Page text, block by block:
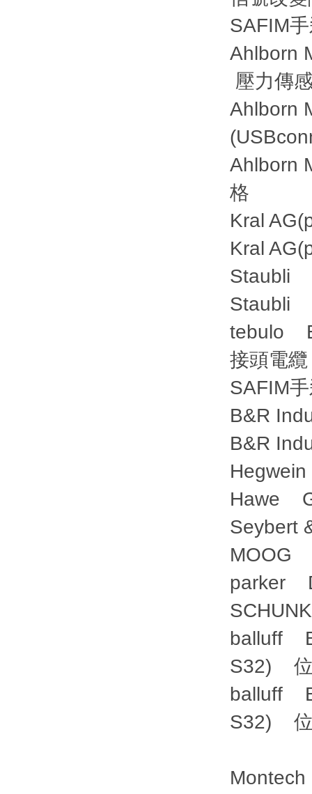
SAFIM
Ahlborn
壓力傳
Ahlborn
Ahlborn
格
Kral
Kral
Staubli
Staubli
tebulo
接頭電
SAFIM
B&R
B&R
Hawe
MOOG
parker
balluff
S32)
balluff
S32)